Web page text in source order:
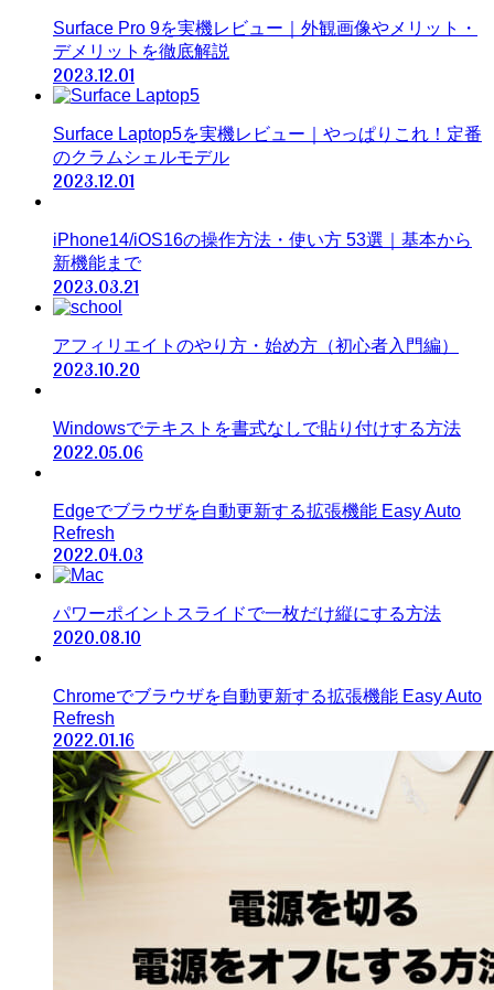
Surface Pro 9を実機レビュー｜外観画像やメリット・
デメリットを徹底解説
2023.12.01
Surface Laptop5を実機レビュー｜やっぱりこれ！定番
のクラムシェルモデル
2023.12.01
iPhone14/iOS16の操作方法・使い方 53選｜基本から
新機能まで
2023.03.21
アフィリエイトのやり方・始め方（初心者入門編）
2023.10.20
Windowsでテキストを書式なしで貼り付けする方法
2022.05.06
Edgeでブラウザを自動更新する拡張機能 Easy Auto
Refresh
2022.04.03
パワーポイントスライドで一枚だけ縦にする方法
2020.08.10
Chromeでブラウザを自動更新する拡張機能 Easy Auto
Refresh
2022.01.16